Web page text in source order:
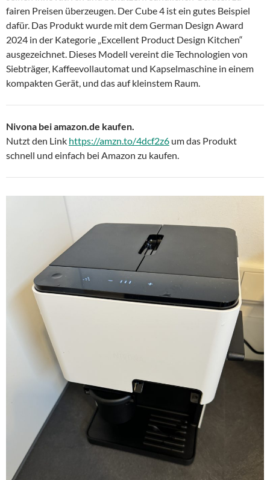
fairen Preisen überzeugen. Der Cube 4 ist ein gutes Beispiel
dafür. Das Produkt wurde mit dem German Design Award
2024 in der Kategorie „Excellent Product Design Kitchen“
ausgezeichnet. Dieses Modell vereint die Technologien von
Siebträger, Kaffeevollautomat und Kapselmaschine in einem
kompakten Gerät, und das auf kleinstem Raum.
Nivona bei amazon.de kaufen.
Nutzt den Link https://amzn.to/4dcf2z6 um das Produkt
schnell und einfach bei Amazon zu kaufen.